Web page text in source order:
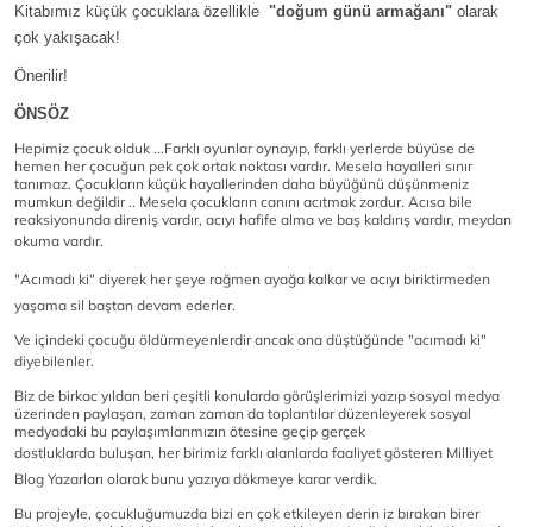
Kitabımız küçük çocuklara özellikle "doğum günü armağanı" olarak
çok yakışacak!
Önerilir!
ÖNSÖZ
Hepimiz çocuk olduk ...Farklı oyunlar oynayıp, farklı yerlerde büyüse de
hemen her çocuğun pek çok ortak noktası vardır. Mesela hayalleri sınır
tanımaz. Çocukların küçük hayallerinden daha büyüğünü düşünmeniz
mumkun değildir .. Mesela çocukların canını acıtmak zordur. Acısa bile
reaksiyonunda direniş vardır, acıyı hafife alma ve baş kaldırış vardır, meydan
okuma vardır.
"Acımadı ki" diyerek her şeye rağmen ayağa kalkar ve acıyı biriktirmeden
yaşama sil baştan devam ederler.
Ve içindeki çocuğu öldürmeyenlerdir ancak ona düştüğünde "acımadı ki"
diyebilenler.
Biz de birkac yıldan beri çeşitli konularda görüşlerimizi yazıp sosyal medya
üzerinden paylaşan, zaman zaman da toplantılar düzenleyerek sosyal
medyadaki bu paylaşımlarımızın ötesine geçip gerçek
dostluklarda buluşan, her birimiz farklı alanlarda faaliyet gösteren Milliyet
Blog Yazarları olarak bunu yazıya dökmeye karar verdik.
Bu projeyle, çocukluğumuzda bizi en çok etkileyen derin iz bırakan birer